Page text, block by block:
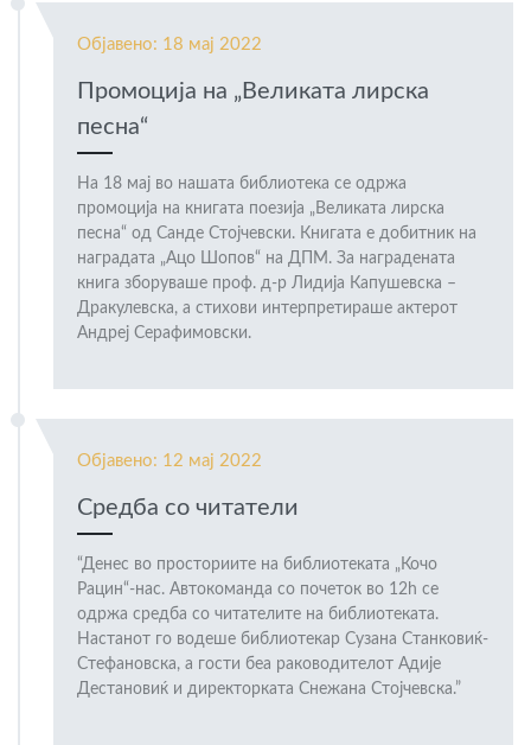
Објавено: 18 мај 2022
Промоција на „Великата лирска
песна“
На 18 мај во нашата библиотека се одржа
промоција на книгата поезија „Великата лирска
песна“ од Санде Стојчевски. Книгата е добитник на
наградата „Ацо Шопов“ на ДПМ. За наградената
книга зборуваше проф. д-р Лидија Капушевска –
Дракулевска, а стихови интерпретираше актерот
Андреј Серафимовски.
Објавено: 12 мај 2022
Средба со читатели
“Денес во просториите на библиотеката „Кочо
Рацин“-нас. Автокоманда со почеток во 12h се
одржа средба со читателите на библиотеката.
Настанот го водеше библиотекар Сузана Станковиќ-
Стефановска, а гости беа раководителот Адије
Дестановиќ и директорката Снежана Стојчевска.”